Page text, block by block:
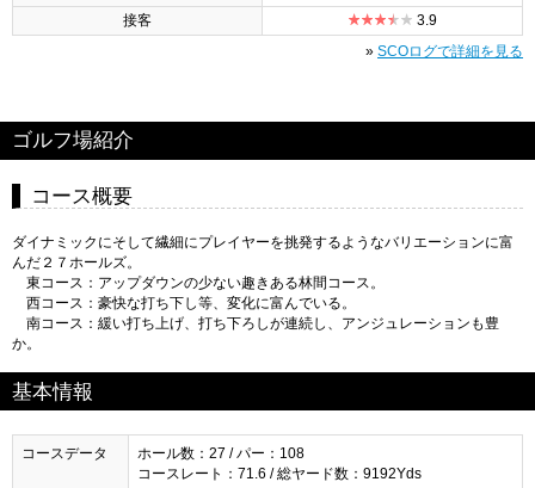
接客
3.9
» SCOログで詳細を見る
ゴルフ場紹介
コース概要
ダイナミックにそして繊細にプレイヤーを挑発するようなバリエーションに富
んだ２７ホールズ。
東コース：アップダウンの少ない趣きある林間コース。
西コース：豪快な打ち下し等、変化に富んでいる。
南コース：緩い打ち上げ、打ち下ろしが連続し、アンジュレーションも豊
か。
基本情報
コースデータ
ホール数：27 / パー：108
コースレート：71.6 / 総ヤード数：9192Yds